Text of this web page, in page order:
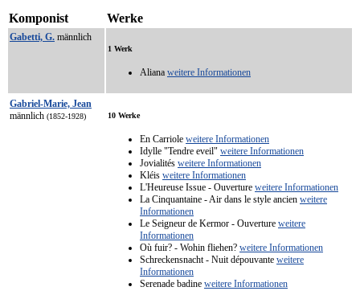
Komponist Werke
Gabetti, G. männlich
1 Werk
Aliana weitere Informationen
Gabriel-Marie, Jean
männlich (1852-1928) 10 Werke
En Carriole weitere Informationen
Idylle "Tendre eveil" weitere Informationen
Jovialités weitere Informationen
Kléis weitere Informationen
L'Heureuse Issue - Ouverture weitere Informationen
La Cinquantaine - Air dans le style ancien weitere
Informationen
Le Seigneur de Kermor - Ouverture weitere
Informationen
Où fuir? - Wohin fliehen? weitere Informationen
Schreckensnacht - Nuit dépouvante weitere
Informationen
Serenade badine weitere Informationen